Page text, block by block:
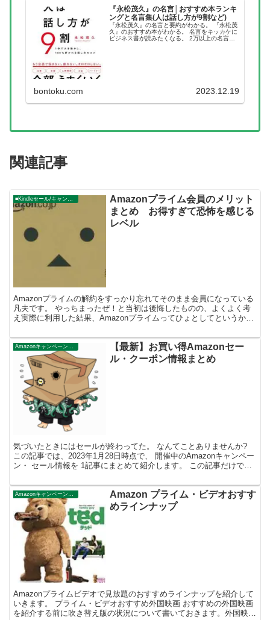
『永松茂久』の名言│おすすめ本ランキ
ングと名言集(人は話し方が9割など)
『永松茂久』の名言と要約がわかる。 『永松茂
久』のおすすめ本がわかる。 名言をキッカケに
ビジネス書が読みたくなる。 2万以上の名言を
bontoku.com 2023.12.19
関連記事
Amazonプライム会員のメリット
まとめ お得すぎて恐怖を感じる
レベル
Amazonプライムの解約をすっかり忘れてそのまま会員になっている
凡夫です。 やっちまったぜ！と当初は後悔したものの、よくよく考
え実際に利用した結果、Amazonプライムってひょとしてというか普
【最新】お買い得Amazonセー
ル・クーポン情報まとめ
気づいたときにはセールが終わってた。 なんてことありませんか?
この記事では、2023年1月28日時点で、 開催中のAmazonキャンペー
ン・ セール情報を 1記事にまとめて紹介します。 この記事だけで
Amazon プライム・ビデオおすす
めラインナップ
Amazonプライムビデオで見放題のおすすめラインナップを紹介して
いきます。 プライム・ビデオおすすめ外国映画 おすすめの外国映画
を紹介する前に吹き替え版の状況について書いておきます。外国映画